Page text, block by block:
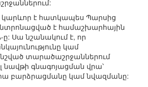
կարևոր է հատկապես Պարսից
է համաշխարհային
ը: Սա նշանակում է, որ
կամ
նշված տարածաշրջաններում
նավթի գնագոյացման վրա՝
բարձրացմանը կամ նվազմանը: